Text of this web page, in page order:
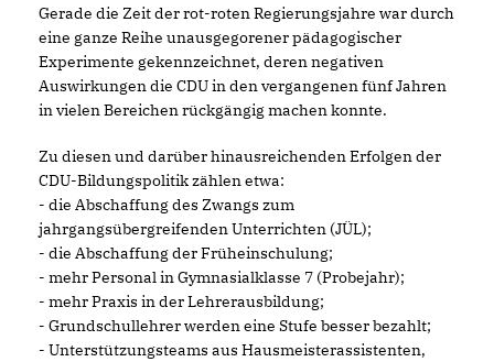
Gerade die Zeit der rot-roten Regierungsjahre war durch
eine ganze Reihe unausgegorener pädagogischer
Experimente gekennzeichnet, deren negativen
Auswirkungen die CDU in den vergangenen fünf Jahren
in vielen Bereichen rückgängig machen konnte.
Zu diesen und darüber hinausreichenden Erfolgen der
CDU-Bildungspolitik zählen etwa:
- die Abschaffung des Zwangs zum
jahrgangsübergreifenden Unterrichten (JÜL);
- die Abschaffung der Früheinschulung;
- mehr Personal in Gymnasialklasse 7 (Probejahr);
- mehr Praxis in der Lehrerausbildung;
- Grundschullehrer werden eine Stufe besser bezahlt;
- Unterstützungsteams aus Hausmeisterassistenten,